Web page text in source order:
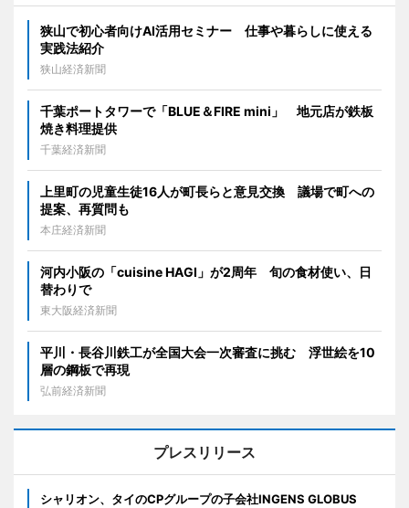
狭山で初心者向けAI活用セミナー 仕事や暮らしに使える
実践法紹介
狭山経済新聞
千葉ポートタワーで「BLUE＆FIRE mini」 地元店が鉄板
焼き料理提供
千葉経済新聞
上里町の児童生徒16人が町長らと意見交換 議場で町への
提案、再質問も
本庄経済新聞
河内小阪の「cuisine HAGI」が2周年 旬の食材使い、日
替わりで
東大阪経済新聞
平川・長谷川鉄工が全国大会一次審査に挑む 浮世絵を10
層の鋼板で再現
弘前経済新聞
プレスリリース
シャリオン、タイのCPグループの子会社INGENS GLOBUS